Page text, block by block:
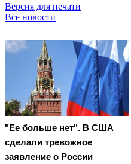
Версия для печати
Все новости
"Ее больше нет". В США
сделали тревожное
заявление о России